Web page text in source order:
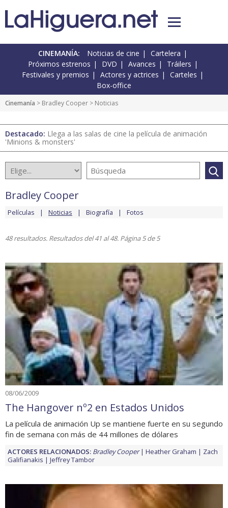
CINEMANÍA: Noticias de cine
Cartelera
Próximos estrenos
DVD Avances
Tráilers
Festivales y premios
Actores y actrices
Carteles
Box-office
Cinemanía > Bradley Cooper > Noticias
Destacado: Llega a las salas de cine la película de animación
'Minions & monsters'
Bradley Cooper
Películas Noticias Biografía Fotos
48 resultados. Resultados del 41 al 48. Página 5 de 5
08/06/2009
The Hangover nº2 en Estados Unidos
La película de animación Up se mantiene fuerte en su segundo
fin de semana con más de 44 millones de dólares
ACTORES RELACIONADOS: Bradley Cooper Heather Graham
Zach
Galifianakis
Jeffrey Tambor